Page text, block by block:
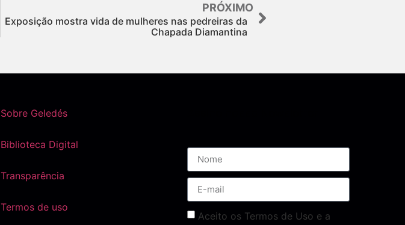
PRÓXIMO
Exposição mostra vida de mulheres nas pedreiras da
Chapada Diamantina
Sobre Geledés
Biblioteca Digital
Transparência
Termos de uso
Aceito os Termos de Uso e a